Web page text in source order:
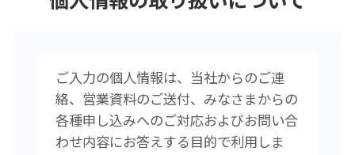
ご入力の個人情報は、当社からのご連
絡、営業資料のご送付、みなさまからの
各種申し込みへのご対応およびお問い合
わせ内容にお答えする目的で利用しま